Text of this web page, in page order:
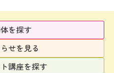
を探す
せを見る
講座を探す